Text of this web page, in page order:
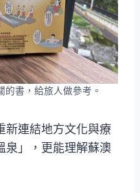
書，給旅人做參考。
新連結地方文化與療
泉」，更能理解蘇澳